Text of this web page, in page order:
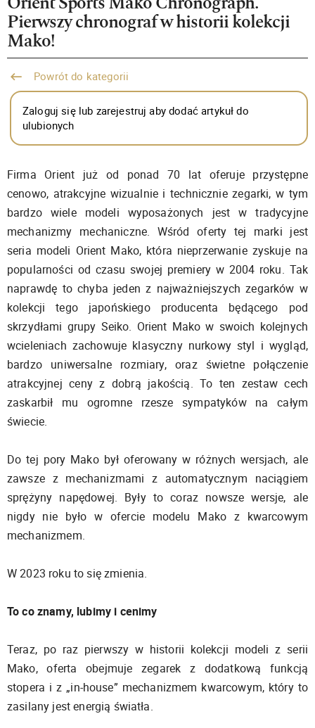
Pierwszy chronograf w historii kolekcji
Mako!
Powrót do kategorii
Zaloguj się lub zarejestruj aby dodać artykuł do
ulubionych
Firma Orient już od ponad 70 lat oferuje przystępne
cenowo, atrakcyjne wizualnie i technicznie zegarki, w tym
bardzo wiele modeli wyposażonych jest w tradycyjne
mechanizmy mechaniczne. Wśród oferty tej marki jest
seria modeli Orient Mako, która nieprzerwanie zyskuje na
popularności od czasu swojej premiery w 2004 roku. Tak
naprawdę to chyba jeden z najważniejszych zegarków w
kolekcji tego japońskiego producenta będącego pod
skrzydłami grupy Seiko. Orient Mako w swoich kolejnych
wcieleniach zachowuje klasyczny nurkowy styl i wygląd,
bardzo uniwersalne rozmiary, oraz świetne połączenie
atrakcyjnej ceny z dobrą jakością. To ten zestaw cech
zaskarbił mu ogromne rzesze sympatyków na całym
świecie.
Do tej pory Mako był oferowany w różnych wersjach, ale
zawsze z mechanizmami z automatycznym naciągiem
sprężyny napędowej. Były to coraz nowsze wersje, ale
nigdy nie było w ofercie modelu Mako z kwarcowym
mechanizmem.
W 2023 roku to się zmienia.
To co znamy, lubimy i cenimy
Teraz, po raz pierwszy w historii kolekcji modeli z serii
Mako, oferta obejmuje zegarek z dodatkową funkcją
stopera i z „in-house” mechanizmem kwarcowym, który to
zasilany jest energią światła.